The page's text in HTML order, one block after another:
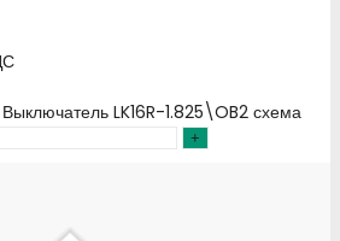
LK16R-1.825\OB2 схема